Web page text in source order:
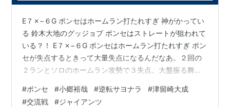
E７✗−６G ポンセはホームラン打たれすぎ 神がかってい
る 鈴木大地のグッジョブ ポンセはストレートが狙われて
いる？！ E７✗−６G ポンセはホームラン打たれすぎ ポン
セが失点するときって大量失点になるんだなあ。２回の
２ランとソロのホームラン攻勢で３失点。大盤振る舞い
点返して１点差まで詰め寄っていただけに、あそこで丸
#ポンセ #小郷裕哉 #逆転サヨナラ #津留崎大成
#交流戦 #ジャイアンツ